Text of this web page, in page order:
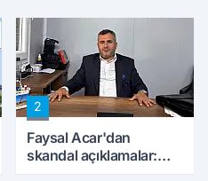
2
Faysal Acar'dan
skandal açıklamalar: